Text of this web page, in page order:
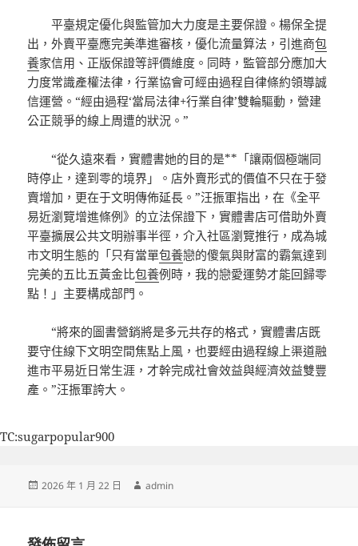
平臺規定優化與監管加大力度是主要保證。楊保全提
出，外賣平臺應完美準進審核，優化流量算法，引進商包
養家信用、正版保證等評價維度。同時，監管部分應加大
力度常識產權法律，行業協會可經由過程自律條約領導誠
信運營。“經由過程‘當局法律+行業自律’雙輪驅動，營建
公正競爭的線上周遭的狀況。”
“從久遠來看，實體書她的目的是**「讓兩個極端同
時停止，達到零的境界」。店外賣形式的價值不只在于發
賣增加，更在于文明傳佈延長。”汪振軍指出，在《全平
易近瀏覽增進條例》的立法保證下，實體書店可借助外賣
平臺擴展公共文明辦事半徑，介入社區瀏覽推行，成為城
市文明生態的「只有當單包養戀的傻氣與財富的霸氣達到
完美的五比五黃金比包養例時，我的戀愛運勢才能回歸零
點！」主要構成部門。
“將來的圖書營銷將是多元共存的格式，實體書店既
要守住線下文明空間焦點上風，也要經由過程線上渠道融
進市平易近日常生涯，才幹完成社會效益與經濟效益雙豐
產。”汪振軍誇大。
TC:sugarpopular900
發
2026 年 1 月 22 日
作
admin